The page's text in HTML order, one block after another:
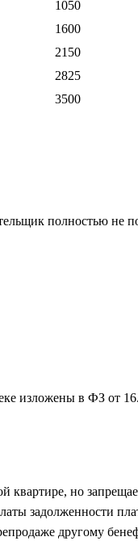
1050
1600
2150
2825
3500
полностью не
изложены в ФЗ от
квартире, но
задолженности
другому